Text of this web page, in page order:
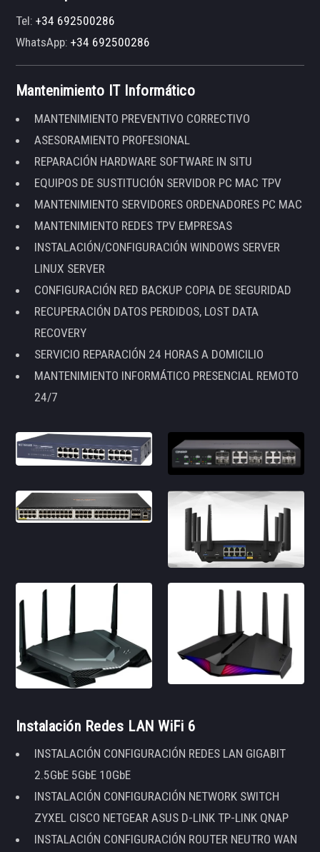
Tel:+34 692500286
WhatsApp:+34 692500286
Mantenimiento IT Informático
MANTENIMIENTO PREVENTIVO CORRECTIVO
ASESORAMIENTO PROFESIONAL
REPARACIÓN HARDWARE SOFTWARE IN SITU
EQUIPOS DE SUSTITUCIÓN SERVIDOR PC MAC TPV
MANTENIMIENTO SERVIDORES ORDENADORES PC MAC
MANTENIMIENTO REDES TPV EMPRESAS
INSTALACIÓN/CONFIGURACIÓN WINDOWS SERVER
LINUX SERVER
CONFIGURACIÓN RED BACKUP COPIA DE SEGURIDAD
RECUPERACIÓN DATOS PERDIDOS, LOST DATA
RECOVERY
SERVICIO REPARACIÓN 24 HORAS A DOMICILIO
MANTENIMIENTO INFORMÁTICO PRESENCIAL REMOTO
24/7
Instalación Redes LAN WiFi 6
INSTALACIÓN CONFIGURACIÓN REDES LAN GIGABIT
2.5GbE 5GbE 10GbE
INSTALACIÓN CONFIGURACIÓN NETWORK SWITCH
ZYXEL CISCO NETGEAR ASUS D-LINK TP-LINK QNAP
INSTALACIÓN CONFIGURACIÓN ROUTER NEUTRO WAN